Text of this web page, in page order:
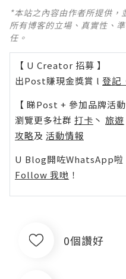
*本站之內容由作者所提供
所有博客的立場、真實性、
任。
【 U Creator 招募 】
出Post賺現金獎賞 l 登記
【 睇Post + 參加品牌活動
瀏覽更多社群 打卡 丶 旅遊
攻略及 活動情報
U Blog開咗WhatsApp啦
Follow 我哋 ！
0個讚好